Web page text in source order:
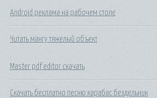
Android реклама на рабочем столе
Читать мангу тяжелый объект
Master pdf editor скачать
Скачать бесплатно песню карабас бездельник